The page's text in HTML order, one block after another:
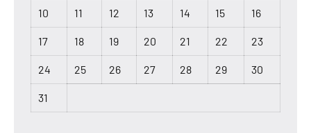
10 11 12 13 14 15 16
17 18 19 20 21 22 23
24 25 26 27 28 29 30
31